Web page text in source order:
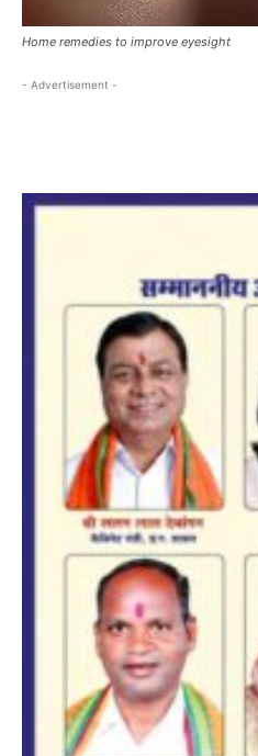
Home remedies to improve eyesight
- Advertisement -